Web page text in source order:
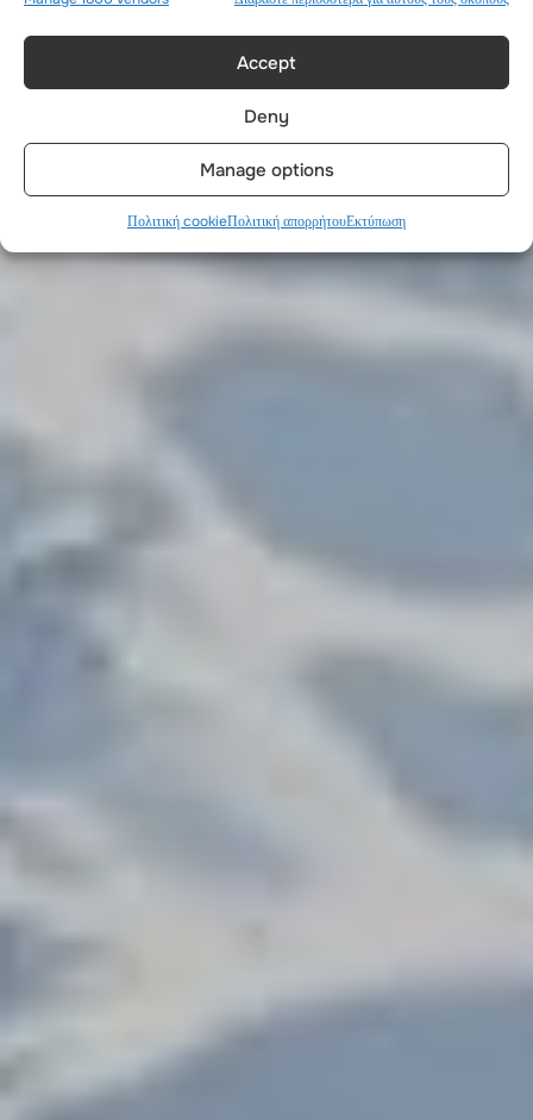
Accept
Deny
Manage options
Πολιτική cookieΠολιτική απορρήτουΕκτύπωση